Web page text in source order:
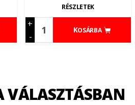
+
-
KOSÁRBA
RÉSZLETEK
VÁLASZTÁSBAN